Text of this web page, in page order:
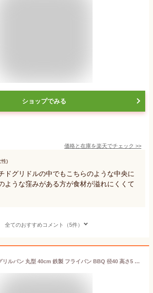
ショップでみる
価格と在庫を楽天でチェック >>
性)
ドグリドルの中でもこちらのような中央に
ような窪みがある方が食材が溢れにくくて
全てのおすすめコメント（5件）
【値下げ】グリルパン 丸型 40cm 鉄製 フライパン BBQ 径40 高さ5 鉄鍋 アウトドア キャンプ 取っ手付き 焼きそば パエリア 鉄板焼き